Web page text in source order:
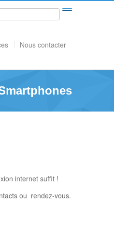
Nous contacter
internet suffit !
ou rendez-vous.